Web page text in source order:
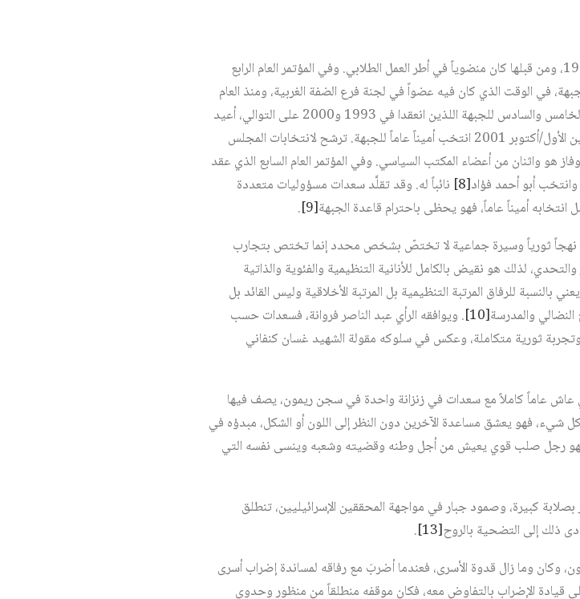
انضم سعدات إلى الجبهة الشعبية لتحرير فلسطين في عام 1969، ومن قبلها كان منضوياً في أطر العمل الطلابي. وفي المؤتمر العام الرابع
للجبهة، في الوقت الذي كان فيه عضواً في لجنة فرع الضفة الغربية، ومنذ العام
1994 أصبح مسؤولاً عن فرع الضفة الغربية. وفي المؤتمرين الخامس والسادس للجبهة اللذين انعقدا في 1993 و2000 على التوالي، أعيد
انتخابه لعضوية اللجنة المركزية والمكتب السياسي. وفي تشرين الأول/أكتوبر 2001 انتخب أميناً عاماً للجبهة. ترشح لانتخابات المجلس
مصطفى، وفاز هو واثنان من أعضاء المكتب السياسي. وفي المؤتمر العام السابع الذي عقد
[8]
نائباً له. وقد تقلَّد سعدات مسؤوليات متعددة
أميناً عاماً، فهو يحظى باحترام قاعدة الجبهة[9]
.
نهجاً ثورياً وسيرة جماعية لا تختصّ بشخص محدد إنما تختص بتجارب
لذلك هو نقيض بالكامل للأنانية التنظيمية والفئوية والذاتية
للرفاق المرتبة التنظيمية بل المرتبة الأخلاقية وليس القائد بل
النضالي والمدرسة[10]
. ويوافقه الرأي عبد الناصر فروانة، فسعدات حسب
ثورية متكاملة، وعكس في سلوكه مقولة الشهيد غسان كنفاني
عاش عاماً كاملاً مع سعدات في زنزانة واحدة في سجن ريمون، يصف فيها
شيء، فهو يعشق مساعدة الآخرين دون النظر إلى اللون أو الشكل، مبدؤه في
فهو رجل صلب قوي يعيش من أجل وطنه وقضيته وشعبه وينسى نفسه التي
كبيرة، وصمود جبار في مواجهة المحققين الإسرائيليين، تنطلق
ذلك إلى التضحية بالروح[13]
.
وما زال قدوة الأسرى، فعندما أضربَ مع رفاقه لمساندة إضراب أسرى
قيادة الإضراب بالتفاوض معه، فكان موقفه منطلقاً من منظور وحدوي